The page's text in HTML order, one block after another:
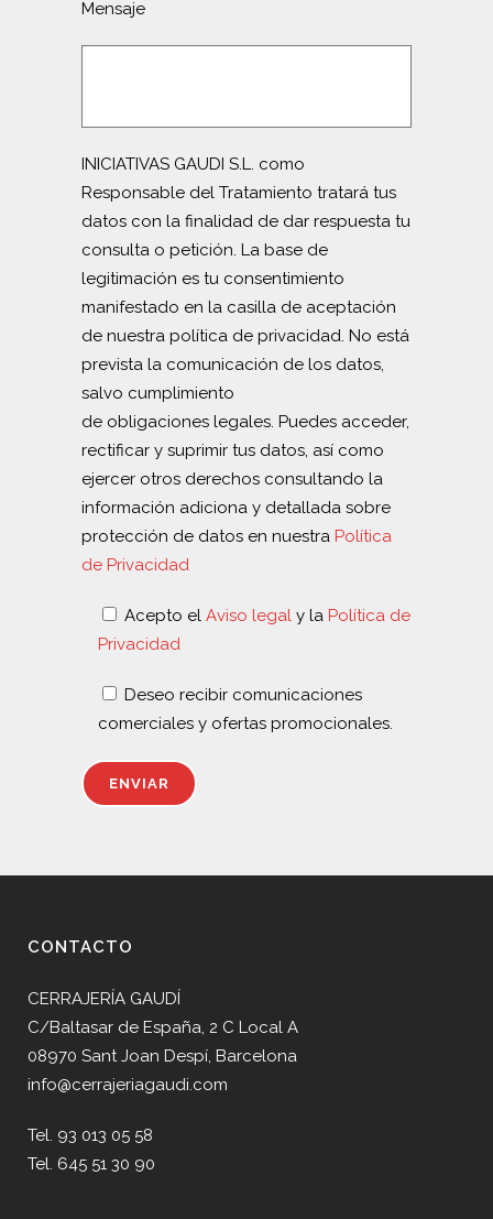
Mensaje
INICIATIVAS GAUDI S.L. como
Responsable del Tratamiento tratará tus
datos con la finalidad de dar respuesta tu
consulta o petición. La base de
legitimación es tu consentimiento
manifestado en la casilla de aceptación
de nuestra política de privacidad. No está
prevista la comunicación de los datos,
salvo cumplimiento
de obligaciones legales. Puedes acceder,
rectificar y suprimir tus datos, así como
ejercer otros derechos consultando la
información adiciona y detallada sobre
protección de datos en nuestra Política
de Privacidad
Acepto el Aviso legal y la Política de
Privacidad
Deseo recibir comunicaciones
comerciales y ofertas promocionales.
CONTACTO
CERRAJERÍA GAUDÍ
C/Baltasar de España, 2 C Local A
08970 Sant Joan Despí, Barcelona
info@cerrajeriagaudi.com
Tel. 93 013 05 58
Tel. 645 51 30 90